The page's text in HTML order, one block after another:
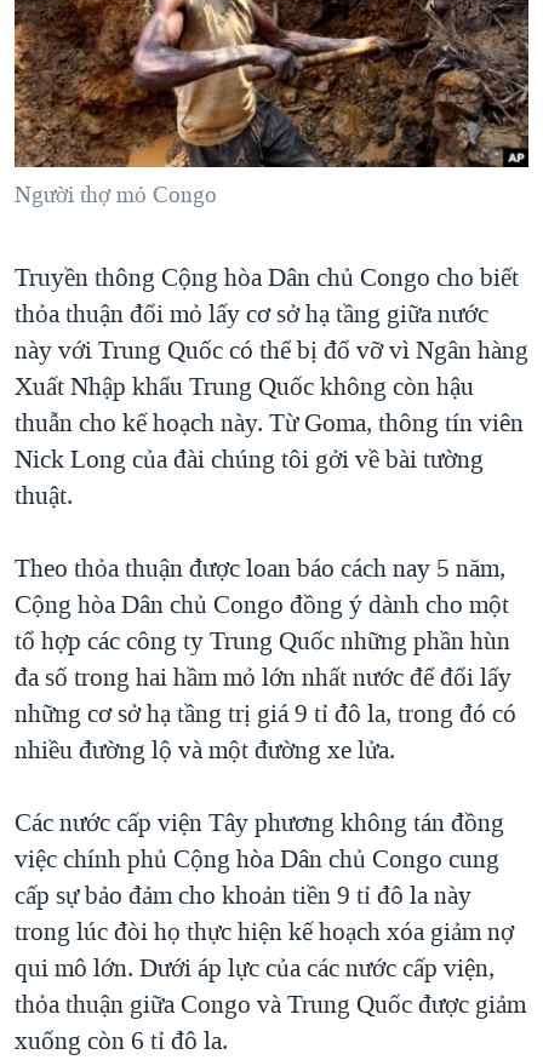
"Tìm"NGƯỜI VIỆT HẢI NGOẠI
ĐỜI SỐNG
KINH TẾ
KHOA HỌC
SỨC KHOẺ
THỂ THAO
GIÁO DỤC
TẠI
HÀNH TRÌNH BẦU CỬ 2024
MỘT NĂM CHIẾN TRANH TẠI DẢI GAZA
GIẢI MÃ VÀNH ĐAI & CON ĐƯỜNG
GROUND ZERO – XƯA VÀ NAY
CHI PHÍ CHIẾN TRANH AFGHANISTAN
CÁC GIÁ TRỊ CỘNG HÒA Ở VIỆT NAM
THƯỢNG ĐỈNH TRUMP-KIM TẠI VIỆT NAM
TRỊNH VĨNH BÌNH VS. CHÍNH PHỦ VIỆT NAM
NGƯ DÂN VIỆT VÀ LÀN SÓNG TRỘM HẢI SÂM
QUAN HỆ VIỆT MỸ
VIDEO
NGHE
MẠNG XÃ HỘI
Người thợ mỏ Congo
Truyền thông Cộng hòa Dân chủ Congo cho biết
thỏa thuận đổi mỏ lấy cơ sở hạ tầng giữa nước
này với Trung Quốc có thể bị đổ vỡ vì Ngân hàng
Xuất Nhập khẩu Trung Quốc không còn hậu
thuẫn cho kế hoạch này. Từ Goma, thông tín viên
Nick Long của đài chúng tôi gởi về bài tường
thuật.
Theo thỏa thuận được loan báo cách nay 5 năm,
Cộng hòa Dân chủ Congo đồng ý dành cho một
tổ hợp các công ty Trung Quốc những phần hùn
đa số trong hai hầm mỏ lớn nhất nước để đổi lấy
những cơ sở hạ tầng trị giá 9 tỉ đô la, trong đó có
nhiều đường lộ và một đường xe lửa.
Các nước cấp viện Tây phương không tán đồng
việc chính phủ Cộng hòa Dân chủ Congo cung
cấp sự bảo đảm cho khoản tiền 9 tỉ đô la này
trong lúc đòi họ thực hiện kế hoạch xóa giảm nợ
qui mô lớn. Dưới áp lực của các nước cấp viện,
thỏa thuận giữa Congo và Trung Quốc được giảm
xuống còn 6 tỉ đô la.